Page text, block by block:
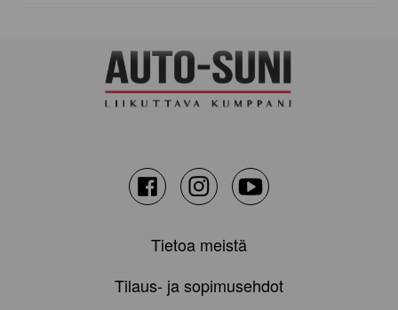
FacebookInstagramYoutube
Tietoa meistä
Tilaus- ja sopimusehdot